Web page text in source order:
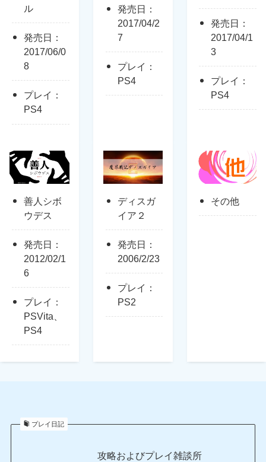
ル
発売日：
2017/06/0
8
プレイ：
PS4
発売日：
2017/04/2
7
プレイ：
PS4
発売日：
2017/04/1
3
プレイ：
PS4
善人シボ
ウデス
発売日：
2012/02/1
6
プレイ：
PSVita、
PS4
ディスガ
イア２
発売日：
2006/2/23
プレイ：
PS2
その他
プレイ日記
攻略およびプレイ雑談所